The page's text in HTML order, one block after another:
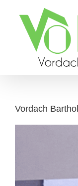
content
Vordach